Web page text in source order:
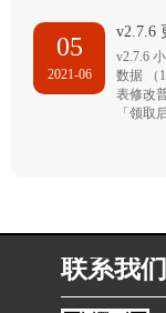
05
2021-06
v2.7.6
v2.7.6
数据 （
表修改
「领取
联系我